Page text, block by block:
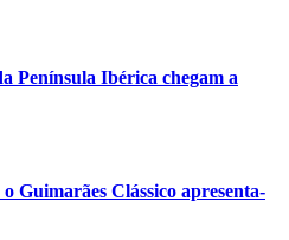
Península Ibérica chegam a
Guimarães Clássico apresenta-